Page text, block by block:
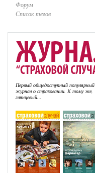
Форум
Список тегов
Первый общедоступный популярный
журнал о страховании. К тому же,
глянцевый...